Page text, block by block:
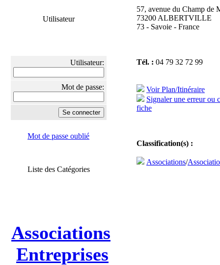
Utilisateur
Utilisateur:
Mot de passe:
Mot de passe oublié
Liste des Catégories
Associations
Entreprises
57, avenue du Champ de
73200 ALBERTVILLE
73 - Savoie - France
Tél. : 04 79 32 72 99
Voir Plan/Itinéraire
Signaler une erreur ou
fiche
Classification(s) :
Associations/